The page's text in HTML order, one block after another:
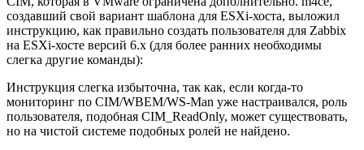
создавший свой вариант шаблона для ESXi-хоста, выложил
инструкцию, как правильно создать пользователя для Zabbix
на ESXi-хосте версий 6.х (для более ранних необходимы
слегка другие команды):
Инструкция слегка избыточна, так как, если когда-то
мониторинг по CIM/WBEM/WS-Man уже настраивался, роль
пользователя, подобная CIM_ReadOnly, может существовать,
но на чистой системе подобных ролей не найдено.